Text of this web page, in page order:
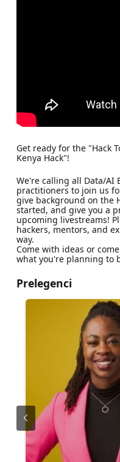
Get ready for the "Hack
Kenya Hack"!
We're calling all Data/AI
practitioners to join us
give background on the
started, and give you a
upcoming livestreams!
hackers, mentors, and
way.
Come with ideas or
what you're planning to
Prelegenci